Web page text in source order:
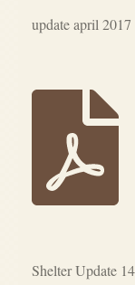
update april 2017
Shelter Update